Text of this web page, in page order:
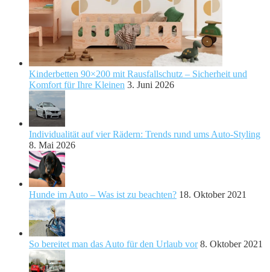
Kinderbetten 90×200 mit Rausfallschutz – Sicherheit und
Komfort für Ihre Kleinen 3. Juni 2026
Individualität auf vier Rädern: Trends rund ums Auto-Styling
8. Mai 2026
Hunde im Auto – Was ist zu beachten? 18. Oktober 2021
So bereitet man das Auto für den Urlaub vor 8. Oktober 2021